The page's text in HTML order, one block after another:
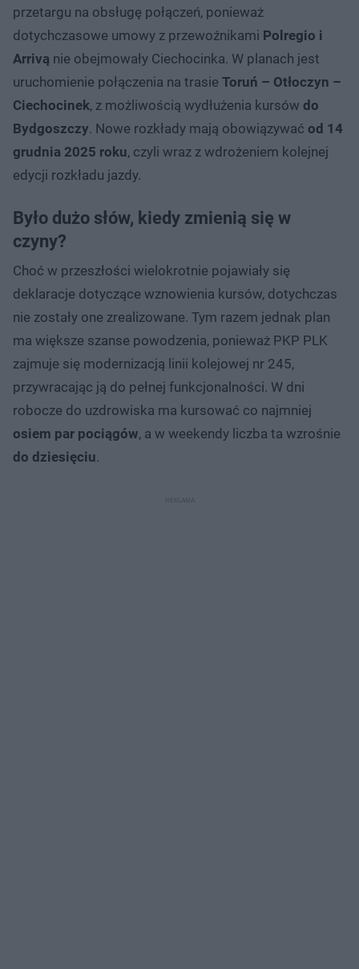
przetargu na obsługę połączeń, ponieważ
dotychczasowe umowy z przewoźnikami Polregio i
Arrivą nie obejmowały Ciechocinka. W planach jest
uruchomienie połączenia na trasie Toruń – Otłoczyn –
Ciechocinek, z możliwością wydłużenia kursów do
Bydgoszczy. Nowe rozkłady mają obowiązywać od 14
grudnia 2025 roku, czyli wraz z wdrożeniem kolejnej
edycji rozkładu jazdy.
Było dużo słów, kiedy zmienią się w
czyny?
Choć w przeszłości wielokrotnie pojawiały się
deklaracje dotyczące wznowienia kursów, dotychczas
nie zostały one zrealizowane. Tym razem jednak plan
ma większe szanse powodzenia, ponieważ PKP PLK
zajmuje się modernizacją linii kolejowej nr 245,
przywracając ją do pełnej funkcjonalności. W dni
robocze do uzdrowiska ma kursować co najmniej
osiem par pociągów, a w weekendy liczba ta wzrośnie
do dziesięciu.